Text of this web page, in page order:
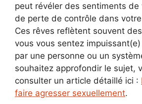
peut révéler des sentiments de
de perte de contrôle dans
Ces rêves reflètent souvent
vous vous sentez
par une personne ou un
souhaitez approfondir le sujet,
consulter un article détaillé ici :
faire agresser sexuellement.